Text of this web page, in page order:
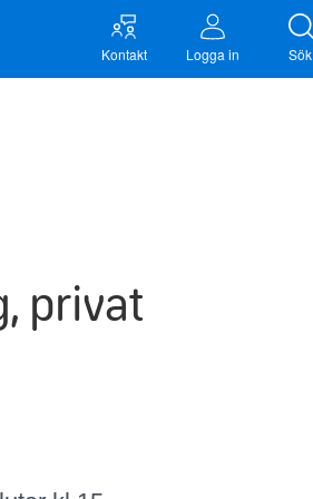
Kontakt Logga in Sök
privat